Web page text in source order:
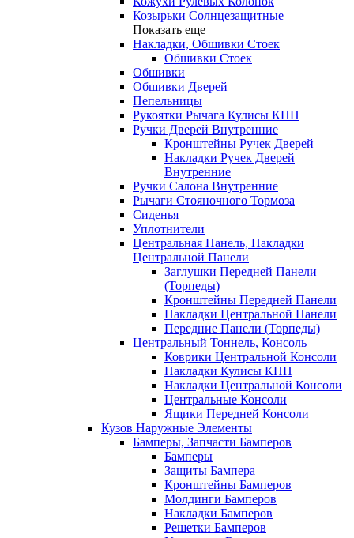
Козырьки Солнцезащитные
Показать еще
Накладки, Обшивки Стоек
Обшивки Стоек
Обшивки
Обшивки Дверей
Пепельницы
Рукоятки Рычага Кулисы КПП
Ручки Дверей Внутренние
Кронштейны Ручек Дверей
Накладки Ручек Дверей
Внутренние
Ручки Салона Внутренние
Рычаги Стояночного Тормоза
Сиденья
Уплотнители
Центральная Панель, Накладки
Центральной Панели
Заглушки Передней Панели
(Торпеды)
Кронштейны Передней Панели
Накладки Центральной Панели
Передние Панели (Торпеды)
Центральный Тоннель, Консоль
Коврики Центральной Консоли
Накладки Кулисы КПП
Накладки Центральной Консоли
Центральные Консоли
Ящики Передней Консоли
Кузов Наружные Элементы
Бамперы, Запчасти Бамперов
Бамперы
Защиты Бампера
Кронштейны Бамперов
Молдинги Бамперов
Накладки Бамперов
Решетки Бамперов